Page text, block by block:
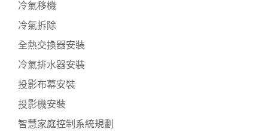
冷氣移機
冷氣拆除
全熱交換器安裝
冷氣排水器安裝
投影布幕安裝
投影機安裝
智慧家庭控制系統規劃